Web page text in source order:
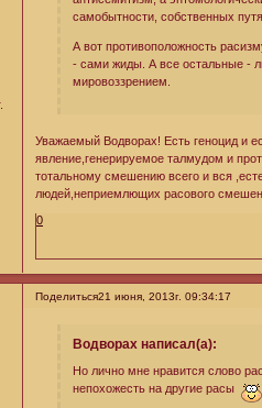
самобытности, собственных
А вот противоположность
- сами жиды. А все остальные -
мировоззрением.
Уважаемый Водворах! Есть геноцид и
явление,генерируемое талмудом и
тотальному смешению всего и вся
людей,неприемлющих расового
0
Поделиться21 июня, 2013г. 09:34:17
Водворах написал(а):
Но лично мне нравится слово
непохожесть на другие расы